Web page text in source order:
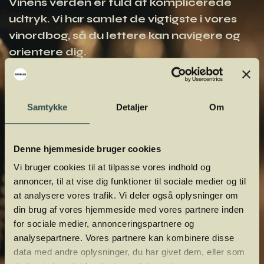
Samtykke Detaljer Om
Denne hjemmeside bruger cookies
Vi bruger cookies til at tilpasse vores indhold og
annoncer, til at vise dig funktioner til sociale medier og til
at analysere vores trafik. Vi deler også oplysninger om
din brug af vores hjemmeside med vores partnere inden
for sociale medier, annonceringspartnere og
analysepartnere. Vores partnere kan kombinere disse
data med andre oplysninger, du har givet dem, eller som
udtryk. Vi har samlet de vigtigste i vores
vinordbog, så du lettere kan navigere og
orientere dig.